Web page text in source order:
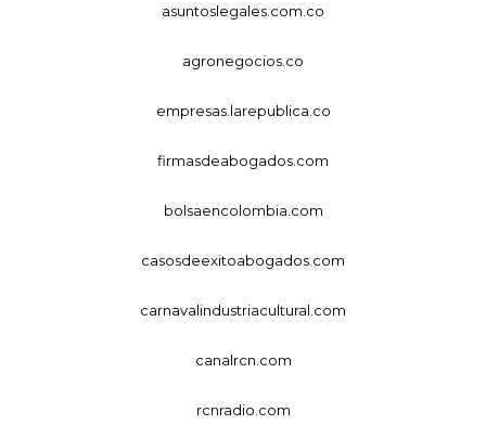
asuntoslegales.com.co
agronegocios.co
empresas.larepublica.co
firmasdeabogados.com
bolsaencolombia.com
casosdeexitoabogados.com
carnavalindustriacultural.com
canalrcn.com
rcnradio.com